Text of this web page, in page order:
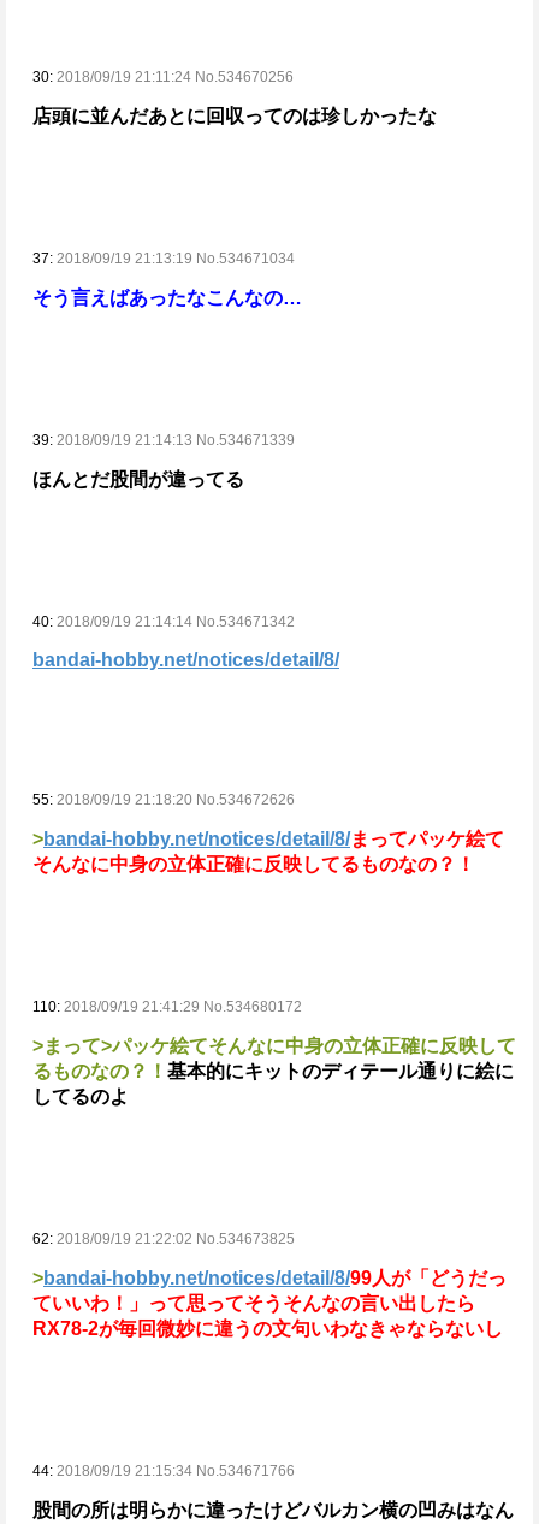
30: 2018/09/19 21:11:24 No.534670256
店頭に並んだあとに回収ってのは珍しかったな
37: 2018/09/19 21:13:19 No.534671034
そう言えばあったなこんなの…
39: 2018/09/19 21:14:13 No.534671339
ほんとだ股間が違ってる
40: 2018/09/19 21:14:14 No.534671342
bandai-hobby.net/notices/detail/8/
55: 2018/09/19 21:18:20 No.534672626
>bandai-hobby.net/notices/detail/8/まってパッケ絵て
そんなに中身の立体正確に反映してるものなの？！
110: 2018/09/19 21:41:29 No.534680172
>まって>パッケ絵てそんなに中身の立体正確に反映して
るものなの？！ 基本的にキットのディテール通りに絵に
してるのよ
62: 2018/09/19 21:22:02 No.534673825
>bandai-hobby.net/notices/detail/8/99人が「どうだっ
ていいわ！」って思ってそう そんなの言い出したら
RX78-2が毎回微妙に違うの文句いわなきゃならないし
44: 2018/09/19 21:15:34 No.534671766
股間の所は明らかに違ったけどバルカン横の凹みはなん